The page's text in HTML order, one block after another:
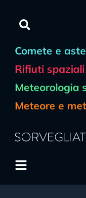
Comete e
Rifiuti spaziali
Meteorologia
Meteore e